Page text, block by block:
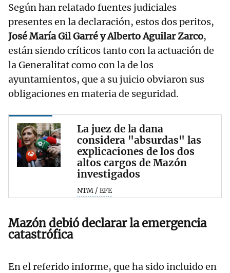
Según han relatado fuentes judiciales
presentes en la declaración, estos dos peritos,
José María Gil Garré y Alberto Aguilar Zarco,
están siendo críticos tanto con la actuación de
la Generalitat como con la de los
ayuntamientos, que a su juicio obviaron sus
obligaciones en materia de seguridad.
La juez de la dana
considera "absurdas" las
explicaciones de los dos
altos cargos de Mazón
investigados
NTM / EFE
Mazón debió declarar la emergencia
catastrófica
En el referido informe, que ha sido incluido en